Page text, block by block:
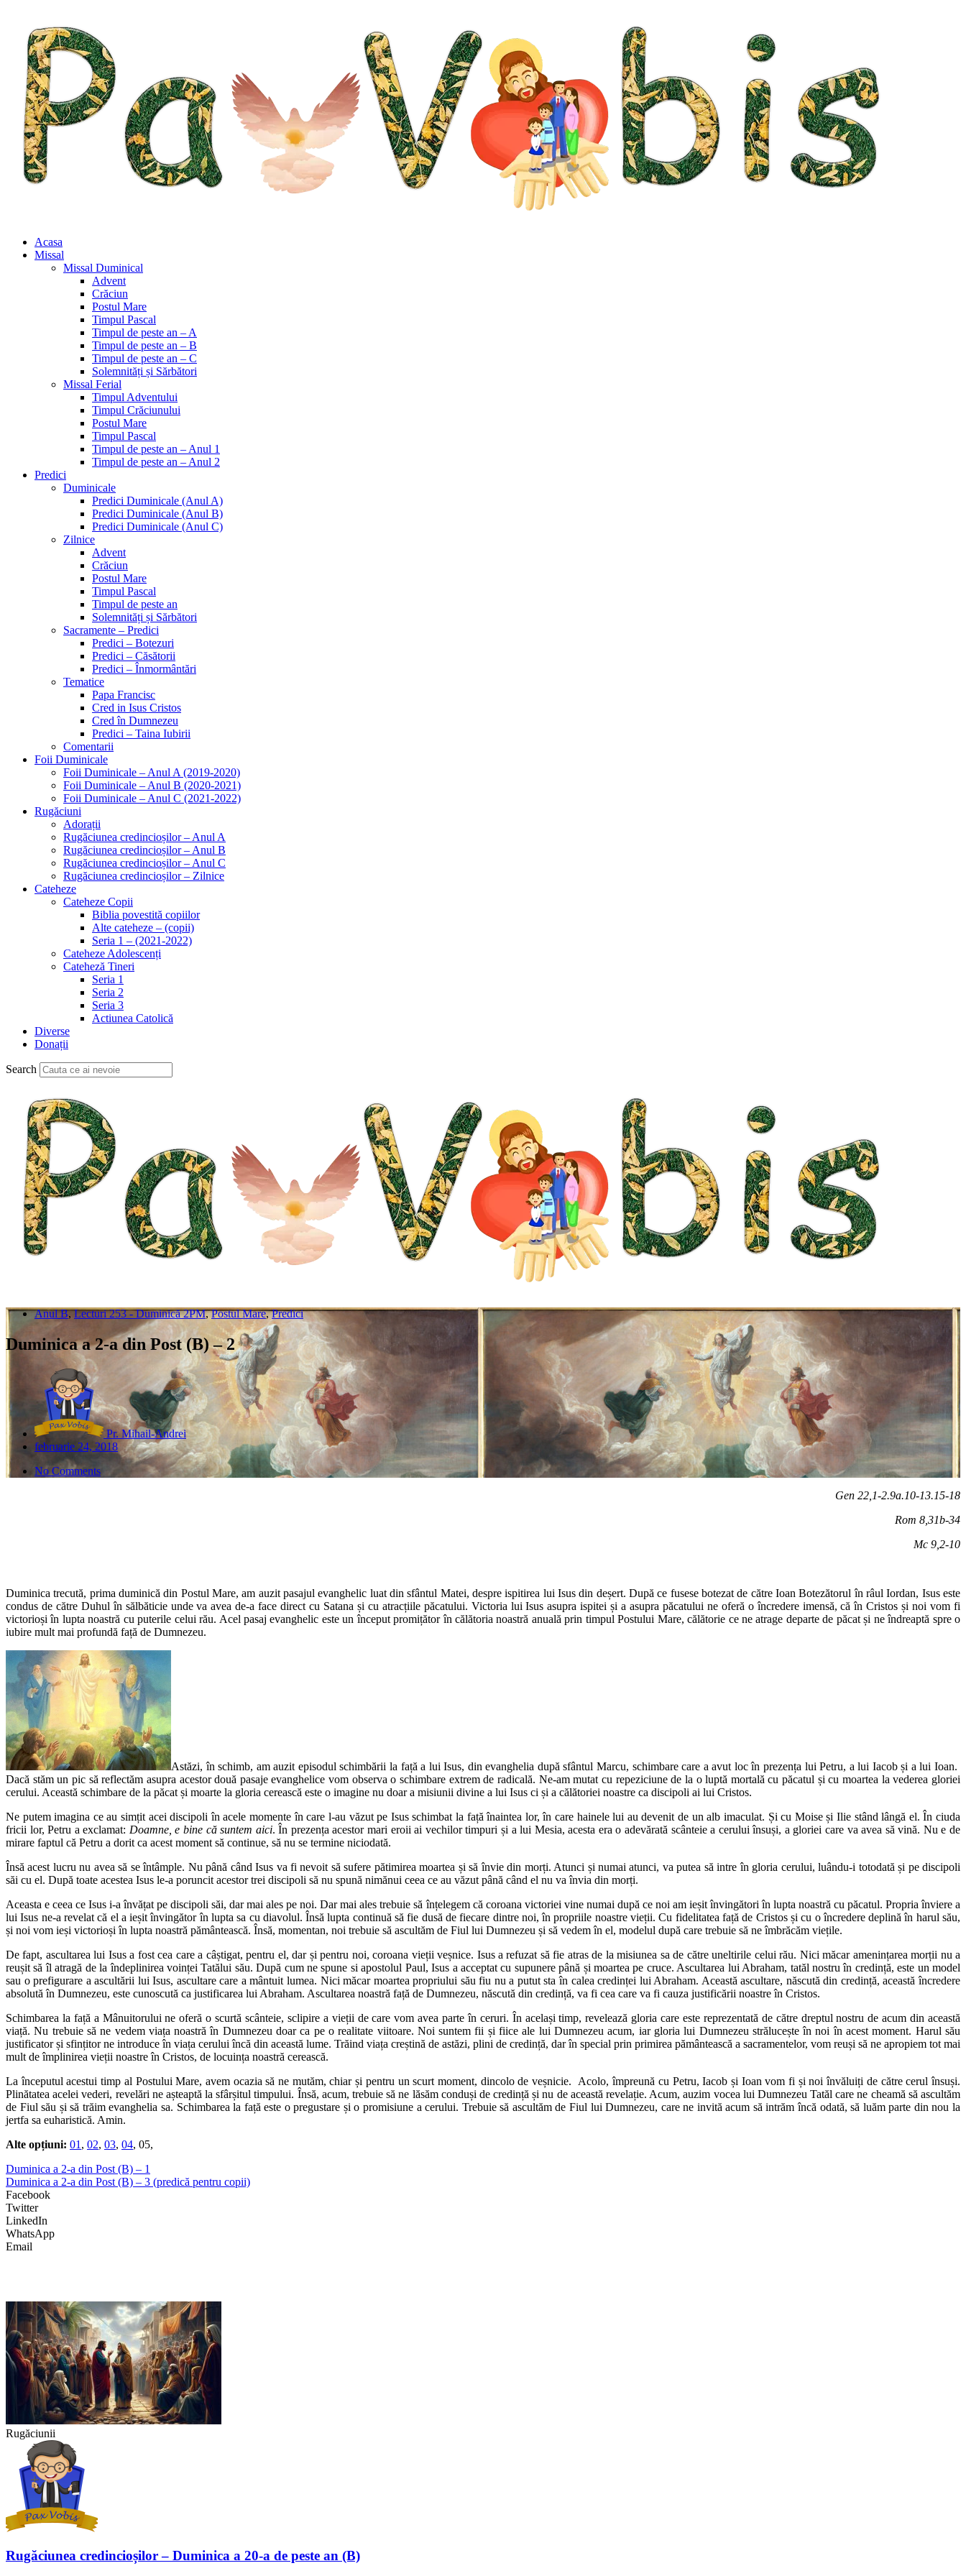
Acasa
Missal
Missal Duminical
Advent
Crăciun
Postul Mare
Timpul Pascal
Timpul de peste an – A
Timpul de peste an – B
Timpul de peste an – C
Solemnități și Sărbători
Missal Ferial
Timpul Adventului
Timpul Crăciunului
Postul Mare
Timpul Pascal
Timpul de peste an – Anul 1
Timpul de peste an – Anul 2
Predici
Duminicale
Predici Duminicale (Anul A)
Predici Duminicale (Anul B)
Predici Duminicale (Anul C)
Zilnice
Advent
Crăciun
Postul Mare
Timpul Pascal
Timpul de peste an
Solemnități și Sărbători
Sacramente – Predici
Predici – Botezuri
Predici – Căsătorii
Predici – Înmormântări
Tematice
Papa Francisc
Cred in Isus Cristos
Cred în Dumnezeu
Predici – Taina Iubirii
Comentarii
Foii Duminicale
Foii Duminicale – Anul A (2019-2020)
Foii Duminicale – Anul B (2020-2021)
Foii Duminicale – Anul C (2021-2022)
Rugăciuni
Adorații
Rugăciunea credincioșilor – Anul A
Rugăciunea credincioșilor – Anul B
Rugăciunea credincioșilor – Anul C
Rugăciunea credincioșilor – Zilnice
Cateheze
Cateheze Copii
Biblia povestită copiilor
Alte cateheze – (copii)
Seria 1 – (2021-2022)
Cateheze Adolescenți
Cateheză Tineri
Seria 1
Seria 2
Seria 3
Actiunea Catolică
Diverse
Donații
Search
Anul B,Lecturi 253 - Duminică 2PM,Postul Mare,Predici
Duminica a 2-a din Post (B) – 2
Pr. Mihail-Andrei
februarie 24, 2018
No Comments
Gen 22,1-2.9a.10-13.15-18
Rom 8,31b-34
Mc 9,2-10
Duminica trecută, prima duminică din Postul Mare, am auzit pasajul evanghelic luat din sfântul Matei, despre ispitirea lui Isus din deșert. După ce fusese botezat de către Ioan Botezătorul în râul Iordan, Isus este
condus de către Duhul în sălbăticie unde va avea de-a face direct cu Satana și cu atracțiile păcatului. Victoria lui Isus asupra ispitei și a asupra păcatului ne oferă o încredere imensă, că în Cristos și noi vom fi
victorioși în lupta noastră cu puterile celui rău. Acel pasaj evanghelic este un început promițător în călătoria noastră anuală prin timpul Postului Mare, călătorie ce ne atrage departe de păcat și ne îndreaptă spre o
iubire mult mai profundă față de Dumnezeu.
Astăzi, în schimb, am auzit episodul schimbării la față a lui Isus, din evanghelia după sfântul Marcu, schimbare care a avut loc în prezența lui Petru, a lui Iacob și a lui Ioan.
Dacă stăm un pic să reflectăm asupra acestor două pasaje evanghelice vom observa o schimbare extrem de radicală. Ne-am mutat cu repeziciune de la o luptă mortală cu păcatul și cu moartea la vederea gloriei
cerului. Această schimbare de la păcat și moarte la gloria cerească este o imagine nu doar a misiunii divine a lui Isus ci și a călătoriei noastre ca discipoli ai lui Cristos.
Ne putem imagina ce au simțit acei discipoli în acele momente în care l-au văzut pe Isus schimbat la față înaintea lor, în care hainele lui au devenit de un alb imaculat. Și cu Moise și Ilie stând lângă el. În ciuda
fricii lor, Petru a exclamat: Doamne, e bine că suntem aici. În prezența acestor mari eroii ai vechilor timpuri și a lui Mesia, acesta era o adevărată scânteie a cerului însuși, a gloriei care va avea să vină. Nu e de
mirare faptul că Petru a dorit ca acest moment să continue, să nu se termine niciodată.
Însă acest lucru nu avea să se întâmple. Nu până când Isus va fi nevoit să sufere pătimirea moartea și să învie din morți. Atunci și numai atunci, va putea să intre în gloria cerului, luându-i totodată și pe discipoli
săi cu el. După toate acestea Isus le-a poruncit acestor trei discipoli să nu spună nimănui ceea ce au văzut până când el nu va învia din morți.
Aceasta e ceea ce Isus i-a învățat pe discipoli săi, dar mai ales pe noi. Dar mai ales trebuie să înțelegem că coroana victoriei vine numai după ce noi am ieșit învingători în lupta noastră cu păcatul. Propria înviere a
lui Isus ne-a revelat că el a ieșit învingător în lupta sa cu diavolul. Însă lupta continuă să fie dusă de fiecare dintre noi, în propriile noastre vieții. Cu fidelitatea față de Cristos și cu o încredere deplină în harul său,
și noi vom ieși victorioși în lupta noastră pământească. Însă, momentan, noi trebuie să ascultăm de Fiul lui Dumnezeu și să vedem în el, modelul după care trebuie să ne îmbrăcăm viețile.
De fapt, ascultarea lui Isus a fost cea care a câștigat, pentru el, dar și pentru noi, coroana vieții veșnice. Isus a refuzat să fie atras de la misiunea sa de către uneltirile celui rău. Nici măcar amenințarea morții nu a
reușit să îl atragă de la îndeplinirea voinței Tatălui său. După cum ne spune si apostolul Paul, Isus a acceptat cu supunere până și moartea pe cruce. Ascultarea lui Abraham, tatăl nostru în credință, este un model
sau o prefigurare a ascultării lui Isus, ascultare care a mântuit lumea. Nici măcar moartea propriului său fiu nu a putut sta în calea credinței lui Abraham. Această ascultare, născută din credință, această încredere
absolută în Dumnezeu, este cunoscută ca justificarea lui Abraham. Ascultarea noastră față de Dumnezeu, născută din credință, va fi cea care va fi cauza justificării noastre în Cristos.
Schimbarea la față a Mânuitorului ne oferă o scurtă scânteie, sclipire a vieții de care vom avea parte în ceruri. În același timp, revelează gloria care este reprezentată de către dreptul nostru de acum din această
viață. Nu trebuie să ne vedem viața noastră în Dumnezeu doar ca pe o realitate viitoare. Noi suntem fii și fiice ale lui Dumnezeu acum, iar gloria lui Dumnezeu strălucește în noi în acest moment. Harul său
justificator și sfințitor ne introduce în viața cerului încă din această lume. Trăind viața creștină de astăzi, plini de credință, dar în special prin primirea pământească a sacramentelor, vom reuși să ne apropiem tot mai
mult de împlinirea vieții noastre în Cristos, de locuința noastră cerească.
La începutul acestui timp al Postului Mare, avem ocazia să ne mutăm, chiar și pentru un scurt moment, dincolo de veșnicie. Acolo, împreună cu Petru, Iacob și Ioan vom fi și noi învăluiți de către cerul însuși.
Plinătatea acelei vederi, revelări ne așteaptă la sfârșitul timpului. Însă, acum, trebuie să ne lăsăm conduși de credință și nu de această revelație. Acum, auzim vocea lui Dumnezeu Tatăl care ne cheamă să ascultăm
de Fiul său și să trăim evanghelia sa. Schimbarea la față este o pregustare și o promisiune a cerului. Trebuie să ascultăm de Fiul lui Dumnezeu, care ne invită acum să intrăm încă odată, să luăm parte din nou la
jertfa sa euharistică. Amin.
Alte opțiuni: 01 , 02, 03, 04, 05,
Duminica a 2-a din Post (B) – 1
Duminica a 2-a din Post (B) – 3 (predică pentru copii)
Facebook
Twitter
LinkedIn
WhatsApp
Email
Rugăciunii
Rugăciunea credincioșilor – Duminica a 20-a de peste an (B)